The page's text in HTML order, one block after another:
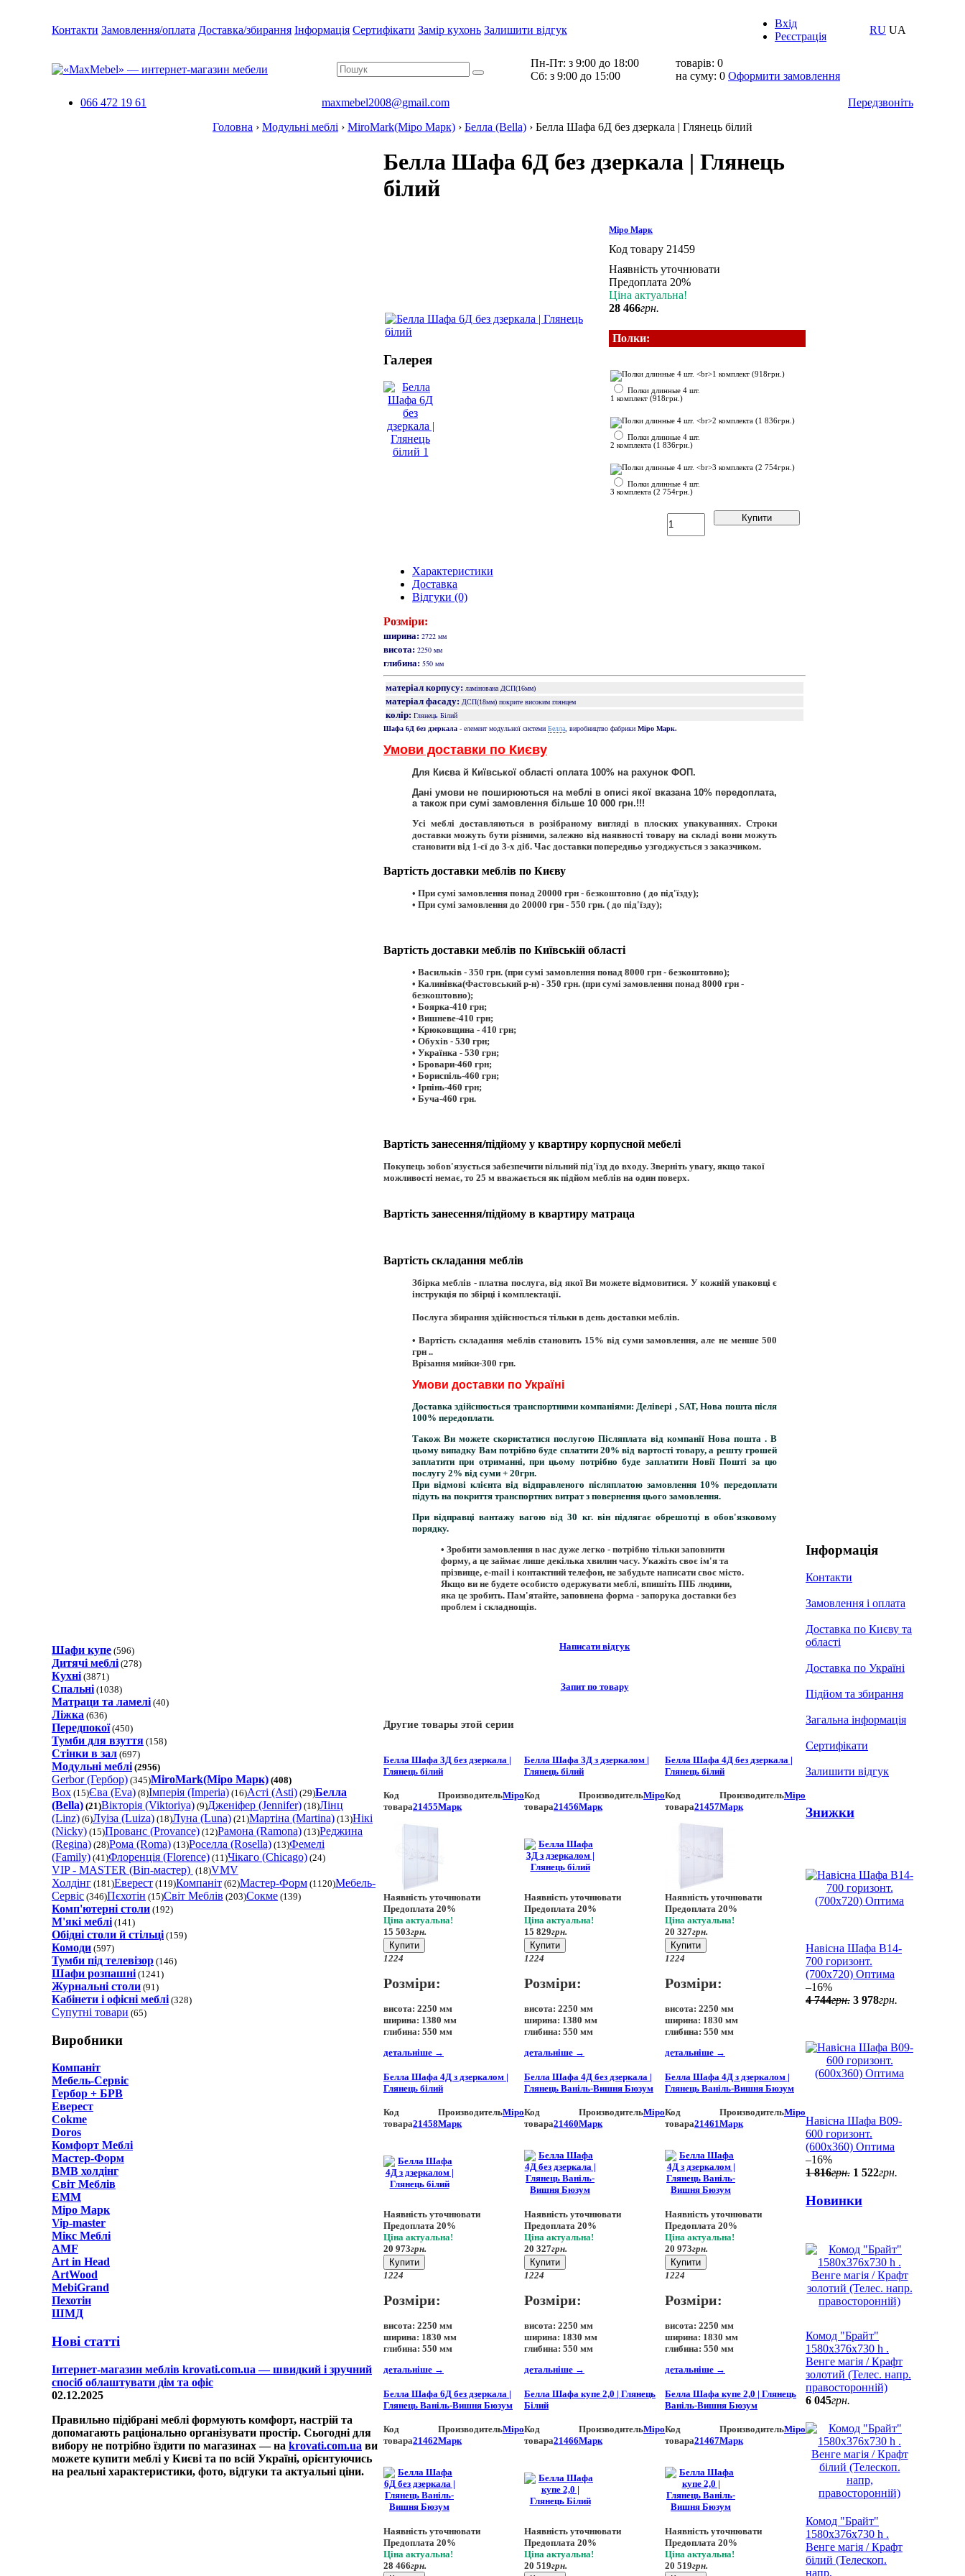
Контакти Замовлення/оплата Доставка/збирання Інформація Сертифікати Замір кухонь Залишити відгук
Вхід
Реєстрація
RU UA
Пн-Пт: з 9:00 до 18:00
Cб: з 9:00 до 15:00
товарів: 0
на суму: 0 Оформити замовлення
066 472 19 61 maxmebel2008@gmail.com
Передзвоніть
Головна › Модульні меблі › MiroMark(Міро Марк) › Белла (Bella) › Белла Шафа 6Д без дзеркала | Глянець білий
Шафи купе (596)
Дитячі меблі(278)
Кухні(3871)
Спальні(1038)
Матраци та ламелi(40)
Ліжка (636)
Передпокої(450)
Тумби для взуття (158)
Стінки в зал (697)
Модульні меблі(2956)
Gerbor (Гербор) (345)MiroMark(Міро Марк) (408)
Box (15)Єва (Eva) (8)Імперія (Imperia) (16)Асті (Asti) (29)Белла
(Bella) (21)Вікторія (Viktoriya) (9)Дженіфер (Jennifer) (18)Лінц
(Linz) (6)Луіза (Luiza) (18)Луна (Luna) (21)Мартіна (Martina) (13)Нікі
(Nicky) (15)Прованс (Provance) (12)Рамона (Ramona) (13)Реджина
(Regina) (28)Рома (Roma) (13)Роселла (Rosella) (13)Фемелі
(Family) (41)Флоренція (Florence) (11)Чікаго (Chicago) (24)
VIP - MASTER (Віп-мастер) (18)VMV
Холдінг (181)Еверест (119)Компаніт (62)Мастер-Форм (1120)Мебель-
Сервіс (346)Пєхотін (15)Світ Меблів (203)Сокме (139)
Комп'ютерні столи (192)
М'які меблі(141)
Обідні столи й стільці(159)
Комоди (597)
Тумби під телевізор (146)
Шафи розпашні(1241)
Журнальні столи (91)
Кабінети і офісні меблі(328)
Супутні товари (65)
Виробники
Компаніт
Мебель-Сервіс
Гербор + БРВ
Еверест
Cokme
Doros
Комфорт Меблi
Мастер-Форм
ВМВ холдінг
Світ Меблів
ЕММ
Міро Марк
Vip-master
Мікс Меблі
AMF
Art in Head
ArtWood
MebiGrand
Пехотін
ШМД
Нові статті
Інтернет-магазин меблів krovati.com.ua — швидкий і зручний
спосіб облаштувати дім та офіс
02.12.2025
Правильно підібрані меблі формують комфорт, настрій та
допомагають раціонально організувати простір. Сьогодні для
вибору не потрібно їздити по магазинах — на krovati.com.ua ви
можете купити меблі у Києві та по всій Україні, орієнтуючись
на реальні характеристики, фото, відгуки та актуальні ціни.
Белла Шафа 6Д без дзеркала | Глянець
білий
Галерея
Міро Марк
Код товару 21459
Наявність уточнювати
Предоплата 20%
Ціна актуальна!
28 466грн.
Полки:
Полки длинные 4 шт.
1 комплект (918грн.)
Полки длинные 4 шт.
2 комплекта (1 836грн.)
Полки длинные 4 шт.
3 комплекта (2 754грн.)
Купити
Характеристики
Доставка
Відгуки (0)
Розміри:
ширина: 2722 мм
висота: 2250 мм
глибина: 550 мм
матеріал корпусу: ламінована ДСП(16мм)
матеріал фасаду: ДСП(18мм) покрите високим глянцем
колір: Глянець Білий
Шафа 6Д без дзеркала - елемент модульної системи Белла , виробництво фабрики Міро Марк.
Умови доставки по Києву
Для Києва й Київської області оплата 100% на рахунок ФОП.
Дані умови не поширюються на меблі в описі якої вказана 10% передоплата,
а також при сумі замовлення більше 10 000 грн.!!!
Усі меблі доставляються в розібраному вигляді в плоских упакуваннях. Строки
доставки можуть бути різними, залежно від наявності товару на складі вони можуть
становити від 1-єї до 3-х діб. Час доставки попередньо узгоджується з заказчиком.
Вартість доставки меблів по Києву
• При сумі замовлення понад 20000 грн - безкоштовно ( до під'їзду);
• При сумі замовлення до 20000 грн - 550 грн. ( до під'їзду);
Вартість доставки меблів по Київській області
• Васильків - 350 грн. (при сумі замовлення понад 8000 грн - безкоштовно);
• Калинівка(Фастовський р-н) - 350 грн. (при сумі замовлення понад 8000 грн -
безкоштовно);
• Боярка-410 грн;
• Вишневе-410 грн;
• Крюковщина - 410 грн;
• Обухів - 530 грн;
• Українка - 530 грн;
• Бровари-460 грн;
• Бориспіль-460 грн;
• Ірпінь-460 грн;
• Буча-460 грн.
Вартість занесення/підйому у квартиру корпусной мебелі
Покупець зобов'язується забезпечити вільний під'їзд до входу. Зверніть увагу, якщо такої
можливості немає, то 25 м вважається як підйом меблів на один поверх.
Вартість занесення/підйому в квартиру матраца
Вартість складання меблів
Збірка меблів - платна послуга, від якої Ви можете відмовитися. У кожній упаковці є
інструкція по збірці і комплектації.
Послуга збирання здійснюється тільки в день доставки меблів.
• Вартість складання меблів становить 15% від суми замовлення, але не менше 500
грн ..
Врізання мийки-300 грн.
Умови доставки по Україні
Доставка здійснюється транспортними компаніями:Делівері ,SAT,Нова поштапісля
100% передоплати.
Також Ви можете скористатися послугою Післяплата від компанії Нова пошта . В
цьому випадку Вам потрібно буде сплатити 20% від вартості товару, а решту грошей
заплатити при отриманні, при цьому потрібно буде заплатити Новії Пошті за цю
послугу 2% від суми + 20грн.
При відмові клієнта від відправленого післяплатою замовлення 10% передоплати
підуть на покриття транспортних витрат з повернення цього замовлення.
При відправці вантажу вагою від 30 кг. він підлягає обрешотці в обов'язковому
порядку.
• Зробити замовлення в нас дуже легко - потрібно тільки заповнити
форму, а це займає лише декілька хвилин часу. Укажіть своє ім'я та
прізвище, e-mail і контактний телефон, не забудьте написати своє місто.
Якщо ви не будете особисто одержувати меблі, впишіть ПІБ людини,
яка це зробить. Пам'ятайте, заповнена форма - запорука доставки без
проблем і складнощів.
Написати відгук
Запит по товару
Другие товары этой серии
Белла Шафа 3Д без дзеркала |
Глянець білий
Код
товара21455
ПроизводительМіро
Марк
Наявність уточнювати
Предоплата 20%
Ціна актуальна!
15 503грн.
Купити
1224
Розміри:
висота: 2250 мм
ширина: 1380 мм
глибина: 550 мм
детальніше →
Белла Шафа 3Д з дзеркалом |
Глянець білий
Код
товара21456
ПроизводительМіро
Марк
Наявність уточнювати
Предоплата 20%
Ціна актуальна!
15 829грн.
Купити
1224
Розміри:
висота: 2250 мм
ширина: 1380 мм
глибина: 550 мм
детальніше →
Белла Шафа 4Д без дзеркала |
Глянець білий
Код
товара21457
ПроизводительМіро
Марк
Наявність уточнювати
Предоплата 20%
Ціна актуальна!
20 327грн.
Купити
1224
Розміри:
висота: 2250 мм
ширина: 1830 мм
глибина: 550 мм
детальніше →
Белла Шафа 4Д з дзеркалом |
Глянець білий
Код
товара21458
ПроизводительМіро
Марк
Наявність уточнювати
Предоплата 20%
Ціна актуальна!
20 973грн.
Купити
1224
Розміри:
висота: 2250 мм
ширина: 1830 мм
глибина: 550 мм
детальніше →
Белла Шафа 4Д без дзеркала |
Глянець Ваніль-Вишня Бюзум
Код
товара21460
ПроизводительМіро
Марк
Наявність уточнювати
Предоплата 20%
Ціна актуальна!
20 327грн.
Купити
1224
Розміри:
висота: 2250 мм
ширина: 1830 мм
глибина: 550 мм
детальніше →
Белла Шафа 4Д з дзеркалом |
Глянець Ваніль-Вишня Бюзум
Код
товара21461
ПроизводительМіро
Марк
Наявність уточнювати
Предоплата 20%
Ціна актуальна!
20 973грн.
Купити
1224
Розміри:
висота: 2250 мм
ширина: 1830 мм
глибина: 550 мм
детальніше →
Белла Шафа 6Д без дзеркала |
Глянець Ваніль-Вишня Бюзум
Код
товара21462
ПроизводительМіро
Марк
Наявність уточнювати
Предоплата 20%
Ціна актуальна!
28 466грн.
Белла Шафа купе 2,0 | Глянець
Білий
Код
товара21466
ПроизводительМіро
Марк
Наявність уточнювати
Предоплата 20%
Ціна актуальна!
20 519грн.
Белла Шафа купе 2,0 | Глянець
Ваніль-Вишня Бюзум
Код
товара21467
ПроизводительМіро
Марк
Наявність уточнювати
Предоплата 20%
Ціна актуальна!
20 519грн.
Інформація
Контакти
Замовлення і оплата
Доставка по Києву та
області
Доставка по Україні
Підйом та збирання
Загальна інформація
Сертифікати
Залишити відгук
Знижки
Навісна Шафа В14-
700 горизонт.
(700x720) Оптима
–16%
4 744грн. 3 978грн.
Навісна Шафа В09-
600 горизонт.
(600x360) Оптима
–16%
1 816грн. 1 522грн.
Новинки
Комод "Брайт"
1580х376х730 h .
Венге магія / Крафт
золотий (Телес. напр.
правосторонній)
6 045грн.
Комод "Брайт"
1580х376х730 h .
Венге магія / Крафт
білий (Телескоп.
напр,